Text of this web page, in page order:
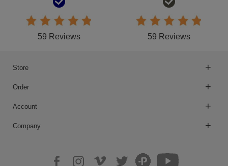
59 Reviews 59 Reviews
Store
Order
Account
Company